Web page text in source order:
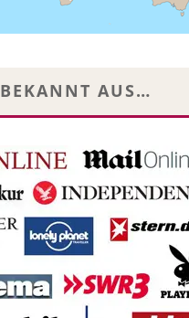
BEKANNT AUS…